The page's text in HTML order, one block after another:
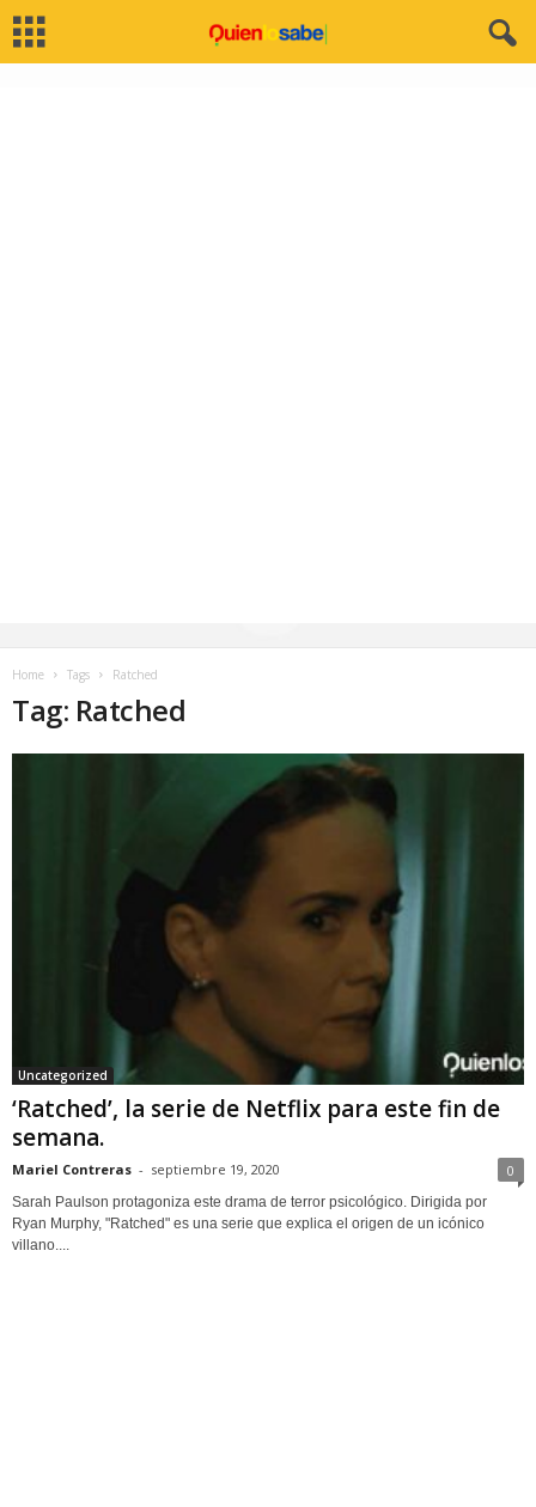
Home Tags Ratched
Tag: Ratched
Uncategorized
‘Ratched’, la serie de Netflix para este fin de
semana.
Mariel Contreras - septiembre 19, 2020 0
Sarah Paulson protagoniza este drama de terror psicológico. Dirigida por
Ryan Murphy, "Ratched" es una serie que explica el origen de un icónico
villano....